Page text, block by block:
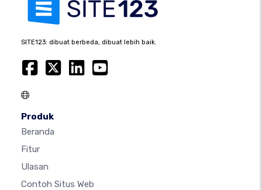
SITE123: dibuat berbeda, dibuat lebih baik.
Produk
Beranda
Fitur
Ulasan
Contoh Situs Web